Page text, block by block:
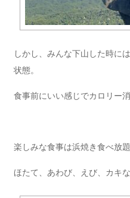
しかし、みんな下山した時に
状態。
食事前にいい感じでカロリー消
楽しみな食事は浜焼き食べ放
ほたて、あわび、えび、カキ